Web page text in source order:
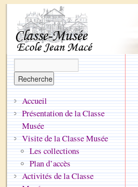
Accueil
Présentation de la Classe
Musée
Visite de la Classe Musée
Les collections
Plan d’accès
Activités de la Classe